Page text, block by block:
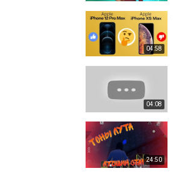
04:58
04:08
24:50